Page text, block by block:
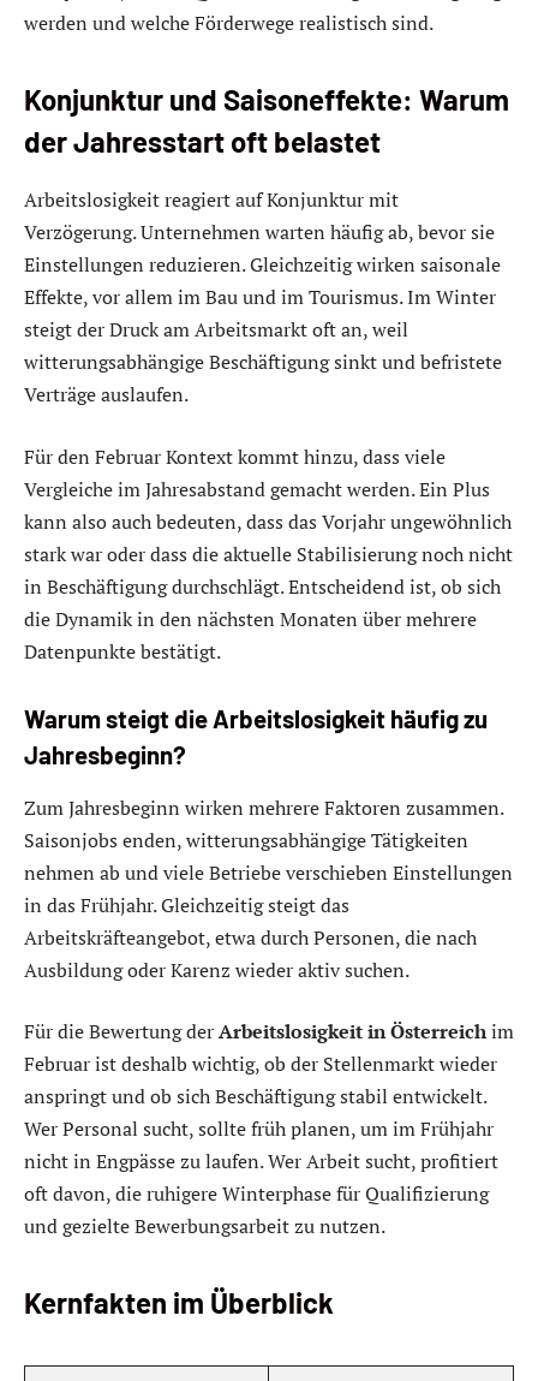
werden und welche Förderwege realistisch sind.
Konjunktur und Saisoneffekte: Warum
der Jahresstart oft belastet
Arbeitslosigkeit reagiert auf Konjunktur mit
Verzögerung. Unternehmen warten häufig ab, bevor sie
Einstellungen reduzieren. Gleichzeitig wirken saisonale
Effekte, vor allem im Bau und im Tourismus. Im Winter
steigt der Druck am Arbeitsmarkt oft an, weil
witterungsabhängige Beschäftigung sinkt und befristete
Verträge auslaufen.
Für den Februar Kontext kommt hinzu, dass viele
Vergleiche im Jahresabstand gemacht werden. Ein Plus
kann also auch bedeuten, dass das Vorjahr ungewöhnlich
stark war oder dass die aktuelle Stabilisierung noch nicht
in Beschäftigung durchschlägt. Entscheidend ist, ob sich
die Dynamik in den nächsten Monaten über mehrere
Datenpunkte bestätigt.
Warum steigt die Arbeitslosigkeit häufig zu
Jahresbeginn?
Zum Jahresbeginn wirken mehrere Faktoren zusammen.
Saisonjobs enden, witterungsabhängige Tätigkeiten
nehmen ab und viele Betriebe verschieben Einstellungen
in das Frühjahr. Gleichzeitig steigt das
Arbeitskräfteangebot, etwa durch Personen, die nach
Ausbildung oder Karenz wieder aktiv suchen.
Für die Bewertung derArbeitslosigkeit in Österreichim
Februar ist deshalb wichtig, ob der Stellenmarkt wieder
anspringt und ob sich Beschäftigung stabil entwickelt.
Wer Personal sucht, sollte früh planen, um im Frühjahr
nicht in Engpässe zu laufen. Wer Arbeit sucht, profitiert
oft davon, die ruhigere Winterphase für Qualifizierung
und gezielte Bewerbungsarbeit zu nutzen.
Kernfakten im Überblick